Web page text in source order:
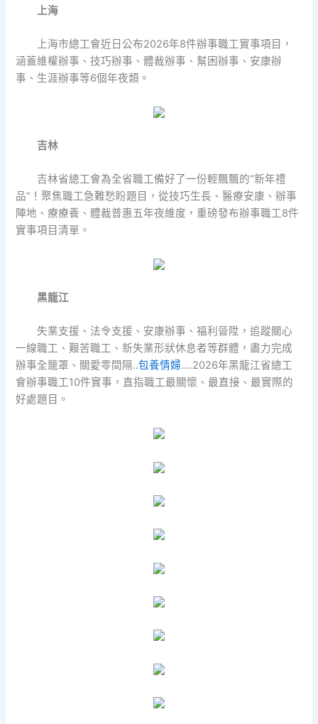
上海
上海市總工會近日公布2026年8件辦事職工實事項目，
涵蓋維權辦事、技巧辦事、體裁辦事、幫困辦事、安康辦
事、生涯辦事等6個年夜類。
吉林
吉林省總工會為全省職工備好了一份輕飄飄的“新年禮
品”！聚焦職工急難愁盼題目，從技巧生長、醫療安康、辦事
陣地、療療養、體裁普惠五年夜維度，重磅發布辦事職工8件
實事項目清單。
黑龍江
失業支援、法令支援、安康辦事、福利晉陞，追蹤關心
一線職工、艱苦職工、新失業形狀休息者等群體，盡力完成
辦事全籠罩、關愛零間隔..包養情婦….2026年黑龍江省總工
會辦事職工10件實事，直指職工最關懷、最直接、最實際的
好處題目。